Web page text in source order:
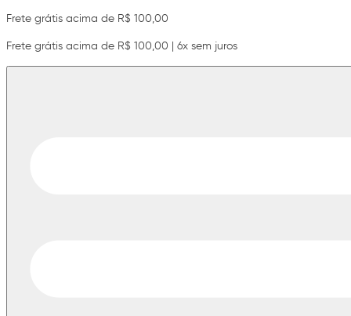
Frete grátis acima de R$ 100,00
Frete grátis acima de R$ 100,00 | 6x sem juros